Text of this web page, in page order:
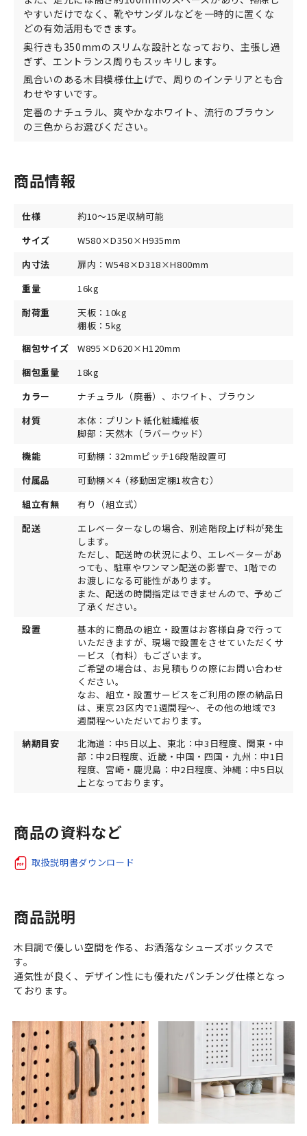
やすいだけでなく、靴やサンダルなどを一時的に置くな
どの有効活用もできます。
奥行きも350mmのスリムな設計となっており、主張し過
ぎず、エントランス周りもスッキリします。
風合いのある木目模様仕上げで、周りのインテリアとも合
わせやすいです。
定番のナチュラル、爽やかなホワイト、流行のブラウン
の三色からお選びください。
商品情報
仕様
約10～15足収納可能
サイズ
W580×D350×H935mm
内寸法
扉内：W548×D318×H800mm
重量
16kg
耐荷重
天板：10kg
棚板：5kg
梱包サイズ
W895×D620×H120mm
梱包重量
18kg
カラー
ナチュラル（廃番）、ホワイト、ブラウン
材質
本体：プリント紙化粧繊維板
脚部：天然木（ラバーウッド）
機能
可動棚：32mmピッチ16段階設置可
付属品
可動棚×4（移動固定棚1枚含む）
組立有無
有り（組立式）
配送
エレベーターなしの場合、別途階段上げ料が発生
します。
ただし、配送時の状況により、エレベーターがあ
っても、駐車やワンマン配送の影響で、1階での
お渡しになる可能性があります。
また、配送の時間指定はできませんので、予めご
了承ください。
設置
基本的に商品の組立・設置はお客様自身で行って
いただきますが、現場で設置をさせていただくサ
ービス（有料）もございます。
ご希望の場合は、お見積もりの際にお問い合わせ
ください。
なお、組立・設置サービスをご利用の際の納品日
は、東京23区内で1週間程～、その他の地域で3
週間程～いただいております。
納期目安
北海道：中5日以上、東北：中3日程度、関東・中
部：中2日程度、近畿・中国・四国・九州：中1日
程度、宮崎・鹿児島：中2日程度、沖縄：中5日以
上となっております。
商品の資料など
取扱説明書ダウンロード
商品説明
木目調で優しい空間を作る、お洒落なシューズボックスで
す。
通気性が良く、デザイン性にも優れたパンチング仕様となっ
ております。